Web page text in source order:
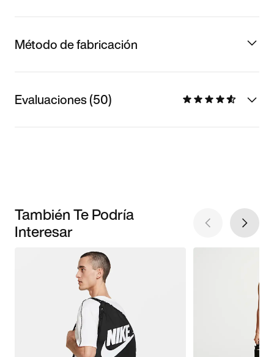
Método de fabricación
Evaluaciones (50)
También Te Podría
Interesar